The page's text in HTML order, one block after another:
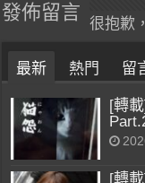
發佈留言
很抱歉
最新 熱門 留
[轉
[轉